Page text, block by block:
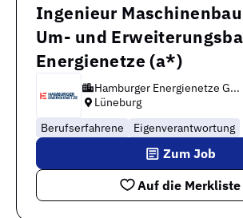
Ingenieur
Um- und
Energienetze (a*)
Hamburger Energienetze G...
Lüneburg
Berufserfahrene
Eigenverantwortung
Auf die Merkliste
Zum Job